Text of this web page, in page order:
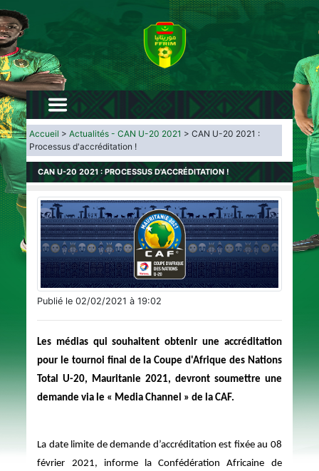
Accueil >Actualités - CAN U-20 2021 > CAN U-20 2021 :
Processus d'accréditation !
CAN U-20 2021 : PROCESSUS D'ACCRÉDITATION !
Publié le 02/02/2021 à 19:02
Les médias qui souhaitent obtenir une accréditation
pour le tournoi final de la Coupe d'Afrique des Nations
Total U-20, Mauritanie 2021, devront soumettre une
demande via le « Media Channel » de la CAF.
La date limite de demande d’accréditation est fixée au 08
février 2021, informe la Confédération Africaine de